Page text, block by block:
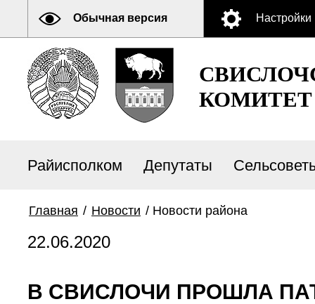
Обычная версия Настройки
КОМИТЕТ
Райисполком Депутаты
Главная / Новости / Новости района
22.06.2020
В СВИСЛОЧИ ПРОШЛА